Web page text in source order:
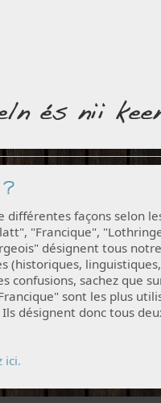
différentes façons selon
"Francique",
désignent tous notre
(historiques, linguistiques,
confusions, sachez que
sont les plus
désignent donc tous
ici.